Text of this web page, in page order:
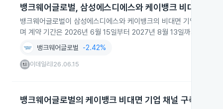
뱅크웨어글로벌, 삼성에스디에스와 케이뱅크 비대면 기
뱅크웨어글로벌이 삼성에스디에스와 케이뱅크의 비대면 기업 채널
며 계약 기간은 2026년 6월 15일부터 2027년 8월 13일까지입니다.
뱅크웨어글로벌 -2.42%
이데일리 26.06.15
뱅크웨어글로벌의 케이뱅크 비대면 기업 채널 구축 계약